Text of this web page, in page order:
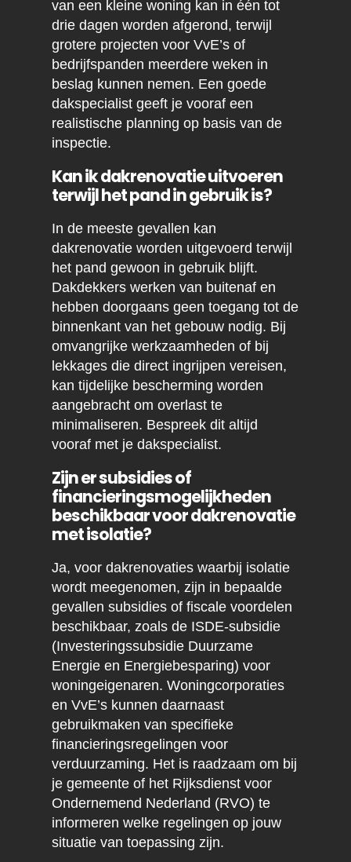
van een kleine woning kan in één tot
drie dagen worden afgerond, terwijl
grotere projecten voor VvE’s of
bedrijfspanden meerdere weken in
beslag kunnen nemen. Een goede
dakspecialist geeft je vooraf een
realistische planning op basis van de
inspectie.
Kan ik dakrenovatie uitvoeren
terwijl het pand in gebruik is?
In de meeste gevallen kan
dakrenovatie worden uitgevoerd terwijl
het pand gewoon in gebruik blijft.
Dakdekkers werken van buitenaf en
hebben doorgaans geen toegang tot de
binnenkant van het gebouw nodig. Bij
omvangrijke werkzaamheden of bij
lekkages die direct ingrijpen vereisen,
kan tijdelijke bescherming worden
aangebracht om overlast te
minimaliseren. Bespreek dit altijd
vooraf met je dakspecialist.
Zijn er subsidies of
financieringsmogelijkheden
beschikbaar voor dakrenovatie
met isolatie?
Ja, voor dakrenovaties waarbij isolatie
wordt meegenomen, zijn in bepaalde
gevallen subsidies of fiscale voordelen
beschikbaar, zoals de ISDE-subsidie
(Investeringssubsidie Duurzame
Energie en Energiebesparing) voor
woningeigenaren. Woningcorporaties
en VvE’s kunnen daarnaast
gebruikmaken van specifieke
financieringsregelingen voor
verduurzaming. Het is raadzaam om bij
je gemeente of het Rijksdienst voor
Ondernemend Nederland (RVO) te
informeren welke regelingen op jouw
situatie van toepassing zijn.